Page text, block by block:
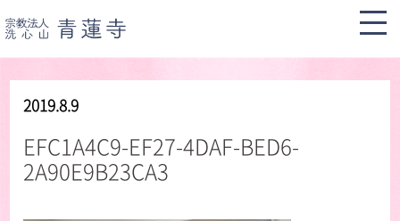
2019.8.9
EFC1A4C9-EF27-4DAF-BED6-
2A90E9B23CA3